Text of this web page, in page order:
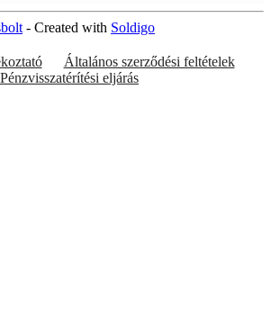
- Created with Soldigo
Általános szerződési feltételek
Pénzvisszatérítési eljárás